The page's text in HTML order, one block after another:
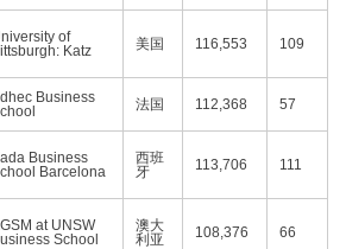
of
Katz
美国 116,553 109
Business
法国 112,368 57
Business
Barcelona
西班
牙
113,706 111
at UNSW
School
澳大
利亚
108,376 66